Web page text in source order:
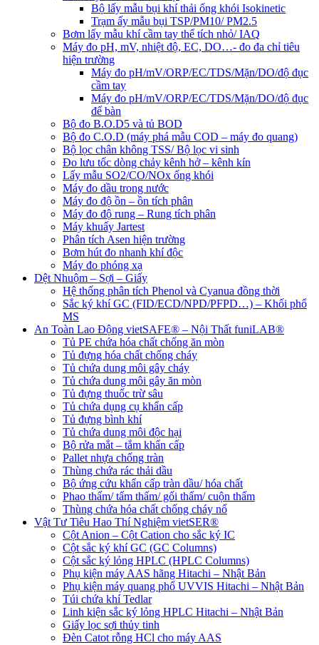
Bộ lấy mẫu bụi khí thải ống khói Isokinetic
Trạm ấy mẫu bụi TSP/PM10/ PM2.5
Bơm lấy mẫu khí cầm tay thể tích nhỏ/ IAQ
Máy đo pH, mV, nhiệt độ, EC, DO…- đo đa chỉ tiêu
hiện trường
Máy đo pH/mV/ORP/EC/TDS/Mặn/DO/độ đục
cầm tay
Máy đo pH/mV/ORP/EC/TDS/Mặn/DO/độ đục
để bàn
Bộ đo B.O.D5 và tủ BOD
Bộ đo C.O.D (máy phá mẫu COD – máy đo quang)
Bộ lọc chân không TSS/ Bộ lọc vi sinh
Đo lưu tốc dòng chảy kênh hở – kênh kín
Lấy mẫu SO2/CO/NOx ống khói
Máy đo dầu trong nước
Máy đo độ ồn – ồn tích phân
Máy đo độ rung – Rung tích phân
Máy khuấy Jartest
Phân tích Asen hiện trường
Bơm hút đo nhanh khí độc
Máy đo phóng xạ
Dệt Nhuộm – Sợi – Giấy
Hệ thống phân tích Phenol và Cyanua đồng thời
Sắc ký khí GC (FID/ECD/NPD/PFPD…) – Khối phổ
MS
An Toàn Lao Động vietSAFE® – Nội Thất funiLAB®
Tủ PE chứa hóa chất chống ăn mòn
Tủ đựng hóa chất chống cháy
Tủ chứa dung môi gây cháy
Tủ chứa dung môi gây ăn mòn
Tủ đựng thuốc trừ sâu
Tủ chứa dụng cụ khẩn cấp
Tủ đựng bình khí
Tủ chứa dung môi độc hại
Bộ rửa mắt – tắm khẩn cấp
Pallet nhựa chống tràn
Thùng chứa rác thải dầu
Bộ ứng cứu khẩn cấp tràn dầu/ hóa chất
Phao thấm/ tấm thấm/ gối thấm/ cuộn thấm
Thùng chứa hóa chất chống cháy nổ
Vật Tư Tiêu Hao Thí Nghiệm vietSER®
Cột Anion – Cột Cation cho sắc ký IC
Cột sắc ký khí GC (GC Columns)
Cột sắc ký lỏng HPLC (HPLC Columns)
Phụ kiện máy AAS hãng Hitachi – Nhật Bản
Phụ kiện máy quang phổ UVVIS Hitachi – Nhật Bản
Túi chứa khí Tedlar
Linh kiện sắc ký lỏng HPLC Hitachi – Nhật Bản
Giấy lọc sợi thủy tinh
Đèn Catot rỗng HCl cho máy AAS